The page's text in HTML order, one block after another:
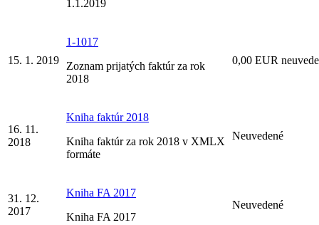
1.1.2019
15. 1. 2019
1-1017
Zoznam prijatých faktúr za rok
2018
0,00 EUR
16. 11.
2018
Kniha faktúr 2018
Kniha faktúr za rok 2018 v XMLX
formáte
Neuvedené
31. 12.
2017
Kniha FA 2017
Kniha FA 2017
Neuvedené